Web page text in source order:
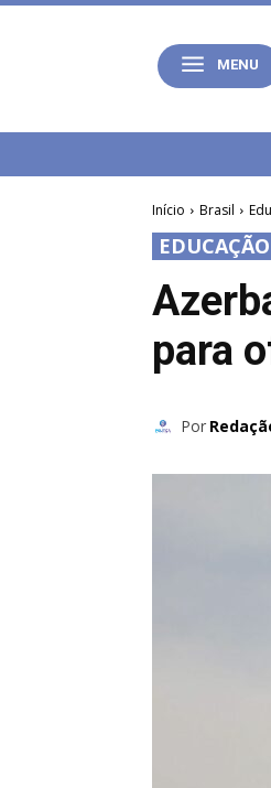
MENU
Início Brasil
EDUCAÇÃO
para
Por